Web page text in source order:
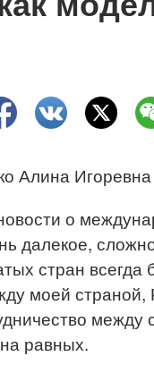
Алина Игоревна
о
далекое,
стран
моей
между
равных.